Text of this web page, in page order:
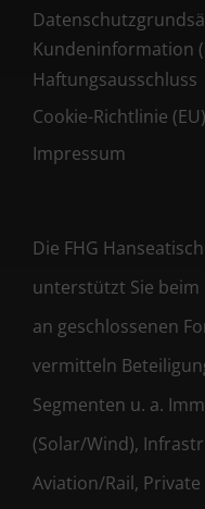
Kundeninformation
Haftungsausschluss
Cookie-Richtlinie (EU)
Impressum
Die FHG
unterstützt Sie beim
an geschlossenen
vermitteln
Segmenten u. a.
(Solar/Wind),
Aviation/Rail, Private